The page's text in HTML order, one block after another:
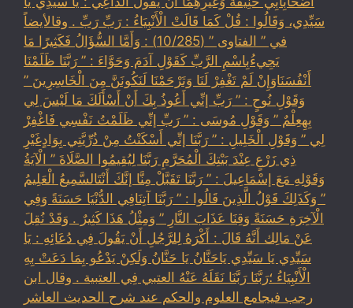
سَيِّدِي، وَقَالُوا : قُلْ كَمَا قَالَتْ الْأَنْبِيَاءُ : رَبِّ رَبِّ . وقالأيضاً
في ” الفتاوى ” (10/285) : وَأَمَّا السُّؤَالُ فَكَثِيرًا مَا
يَجِيءُبِاسْمِ الرَّبِّ كَقَوْلِ آدَمَ وَحَوَّاءَ : ” رَبَّنَا ظَلَمْنَا
أَنْفُسَنَاوَإِنْ لَمْ تَغْفِرْ لَنَا وَتَرْحَمْنَا لَنَكُونَنَّ مِنَ الْخَاسِرِينَ ”
وَقَوْلِ نُوحٍ : ” رَبِّ إنِّي أَعُوذُ بِكَ أَنْ أَسْأَلَكَ مَا لَيْسَ لِي
بِهِعِلْمٌ ” وَقَوْلِ مُوسَى : ” رَبِّ إنِّي ظَلَمْتُ نَفْسِي فَاغْفِرْ
لِي ” وَقَوْلِ الْخَلِيلِ : ” رَبَّنَا إنِّي أَسْكَنْتُ مِنْ ذُرِّيَّتِي بِوَادٍغَيْرِ
ذِي زَرْعٍ عِنْدَ بَيْتِكَ الْمُحَرَّمِ رَبَّنَا لِيُقِيمُوا الصَّلَاةَ ” الْآيَةُ
وَقَوْلِهِ مَعَ إسْمَاعِيلَ : ” رَبَّنَا تَقَبَّلْ مِنَّا إنَّكَ أَنْتَالسَّمِيعُ الْعَلِيمُ
” وَكَذَلِكَ قَوْلُ الَّذِينَ قَالُوا : ” رَبَّنَا آتِنَافِي الدُّنْيَا حَسَنَةً وَفِي
الْآخِرَةِ حَسَنَةً وَقِنَا عَذَابَ النَّارِ ” وَمِثْلُ هَذَا كَثِيرٌ . وَقَدْ نُقِلَ
عَنْ مَالِك أَنَّهُ قَالَ : أَكْرَهُ لِلرَّجُلِ أَنْ يَقُولَ فِي دُعَائِهِ : يَا
سَيِّدِي يَا سَيِّدِي يَاحَنَّانُ يَا حَنَّانُ وَلَكِنْ يَدْعُو بِمَا دَعَتْ بِهِ
الْأَنْبِيَاءُ ؛رَبَّنَا رَبَّنَا نَقَلَهُ عَنْهُ العتبي فِي العتبية . وقال ابن
رجب فيجامع العلوم والحكم عند شرح الحديث العاشر